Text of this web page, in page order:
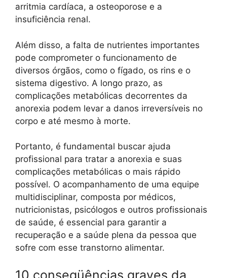
arritmia cardíaca, a osteoporose e a
insuficiência renal.
Além disso, a falta de nutrientes importantes
pode comprometer o funcionamento de
diversos órgãos, como o fígado, os rins e o
sistema digestivo. A longo prazo, as
complicações metabólicas decorrentes da
anorexia podem levar a danos irreversíveis no
corpo e até mesmo à morte.
Portanto, é fundamental buscar ajuda
profissional para tratar a anorexia e suas
complicações metabólicas o mais rápido
possível. O acompanhamento de uma equipe
multidisciplinar, composta por médicos,
nutricionistas, psicólogos e outros profissionais
de saúde, é essencial para garantir a
recuperação e a saúde plena da pessoa que
sofre com esse transtorno alimentar.
10 conseqüências graves da